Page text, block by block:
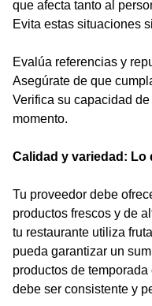
que afecta tanto al
Evita estas situaciones
Evalúa referencias y
Asegúrate de que
Verifica su capacidad
momento.
Calidad y variedad: Lo
Tu proveedor debe
productos frescos y de
tu restaurante utiliza
pueda garantizar un
productos de
debe ser consistente y